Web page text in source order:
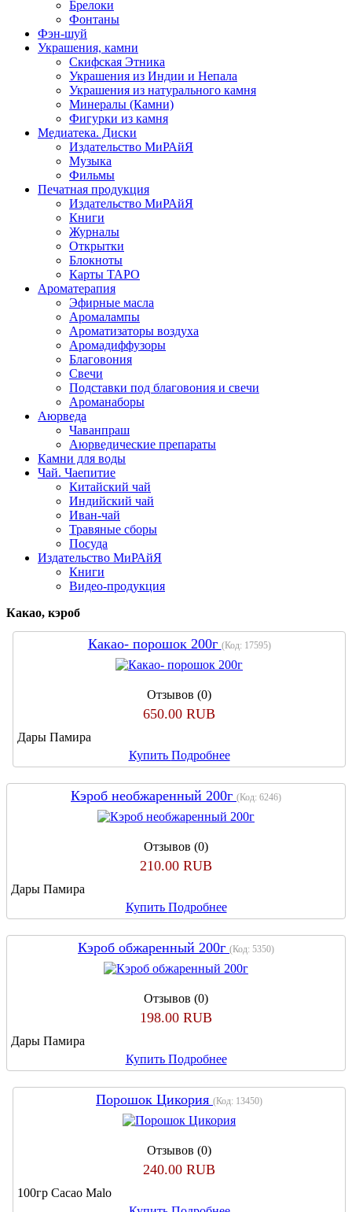
Брелоки
Фонтаны
Фэн-шуй
Украшения, камни
Скифская Этника
Украшения из Индии и Непала
Украшения из натурального камня
Минералы (Камни)
Фигурки из камня
Медиатека. Диски
Издательство МиРАйЯ
Музыка
Фильмы
Печатная продукция
Издательство МиРАйЯ
Книги
Журналы
Открытки
Блокноты
Карты ТАРО
Ароматерапия
Эфирные масла
Аромалампы
Ароматизаторы воздуха
Аромадиффузоры
Благовония
Свечи
Подставки под благовония и свечи
Ароманаборы
Аюрведа
Чаванпраш
Аюрведические препараты
Камни для воды
Чай. Чаепитие
Китайский чай
Индийский чай
Иван-чай
Травяные сборы
Посуда
Издательство МиРАйЯ
Книги
Видео-продукция
Какао, кэроб
Какао- порошок 200г (Код: 17595)
Отзывов (0)
650.00 RUB
Дары Памира
Купить Подробнее
Кэроб необжаренный 200г (Код: 6246)
Отзывов (0)
210.00 RUB
Дары Памира
Купить Подробнее
Кэроб обжаренный 200г (Код: 5350)
Отзывов (0)
198.00 RUB
Дары Памира
Купить Подробнее
Порошок Цикория (Код: 13450)
Отзывов (0)
240.00 RUB
100гр Cacao Malo